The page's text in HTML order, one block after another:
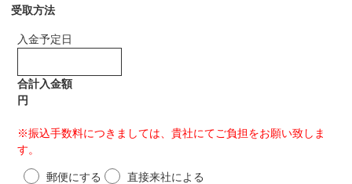
受取方法
入金予定日
合計入金額
円
※振込手数料につきましては、貴社にてご負担をお願い致しま
す。
郵便にする 直接来社による